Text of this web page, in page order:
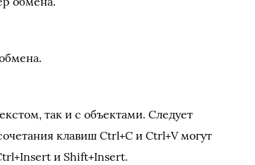
так и с объектами. Следует
клавиш Ctrl+C и Ctrl+V могут
и Shift+Insert.